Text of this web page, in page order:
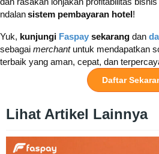
ndalansistem pembayaran hotel!
Yuk, kunjungi Faspay sekarang dan
sebagai merchantuntuk mendapatkan
terbaik yang aman, cepat, dan
Daftar
Lihat Artikel Lainnya